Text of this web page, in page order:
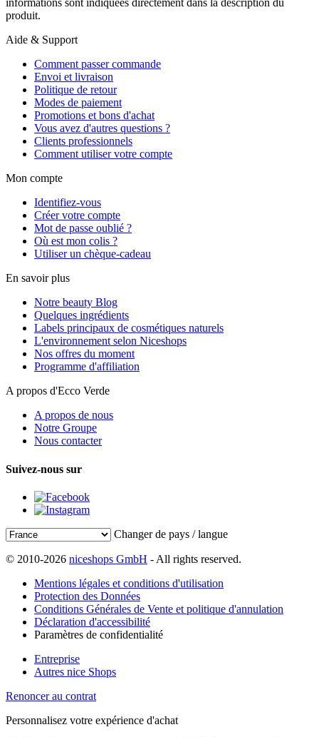
informations sont indiquées directement dans la description du
produit.
Aide & Support
Comment passer commande
Envoi et livraison
Politique de retour
Modes de paiement
Promotions et bons d'achat
Vous avez d'autres questions ?
Clients professionnels
Comment utiliser votre compte
Mon compte
Identifiez-vous
Créer votre compte
Mot de passe oublié ?
Où est mon colis ?
Utiliser un chèque-cadeau
En savoir plus
Notre beauty Blog
Quelques ingrédients
Labels principaux de cosmétiques naturels
L'environnement selon Niceshops
Nos offres du moment
Programme d'affiliation
A propos d'Ecco Verde
A propos de nous
Notre Groupe
Nous contacter
Suivez-nous sur
Changer de pays / langue
© 2010-2026 niceshops GmbH - All rights reserved.
Mentions légales et conditions d'utilisation
Protection des Données
Conditions Générales de Vente et politique d'annulation
Déclaration d'accessibilité
Paramètres de confidentialité
Entreprise
Autres nice Shops
Renoncer au contrat
Personnalisez votre expérience d'achat